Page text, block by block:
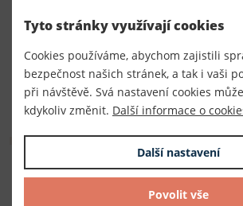
Český výrobce
Dodavatel
TKACZIK s.r.o.
Složení
100% bavlna + nános polyetylén
Tyto stránky využívají cookies
Cookies používáme, abychom zajistili
bezpečnost našich stránek, a tak i vaši
při návštěvě. Svá nastavení cookies
kdykoliv změnit. Další informace o
Další nastavení
Povolit vše